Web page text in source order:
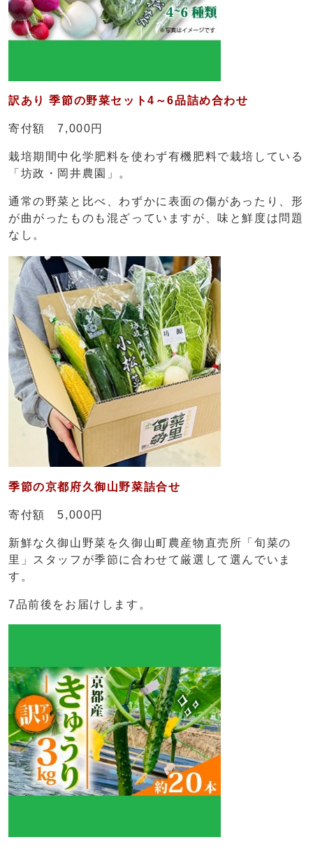
訳あり 季節の野菜セット4～6品詰め合わせ
寄付額 7,000円
栽培期間中化学肥料を使わず有機肥料で栽培している
「坊政・岡井農園」。
通常の野菜と比べ、わずかに表面の傷があったり、形
が曲がったものも混ざっていますが、味と鮮度は問題
なし。
季節の京都府久御山野菜詰合せ
寄付額 5,000円
新鮮な久御山野菜を久御山町農産物直売所「旬菜の
里」スタッフが季節に合わせて厳選して選んでいま
す。
7品前後をお届けします。